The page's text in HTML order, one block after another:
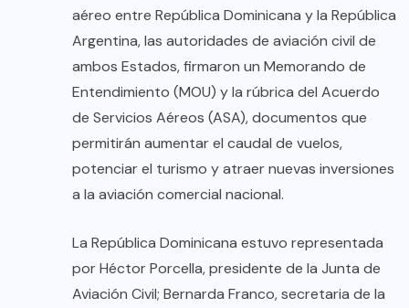
aéreo entre República Dominicana y la República
Argentina, las autoridades de aviación civil de
ambos Estados, firmaron un Memorando de
Entendimiento (MOU) y la rúbrica del Acuerdo
de Servicios Aéreos (ASA), documentos que
permitirán aumentar el caudal de vuelos,
potenciar el turismo y atraer nuevas inversiones
a la aviación comercial nacional.
La República Dominicana estuvo representada
por Héctor Porcella, presidente de la Junta de
Aviación Civil; Bernarda Franco, secretaria de la